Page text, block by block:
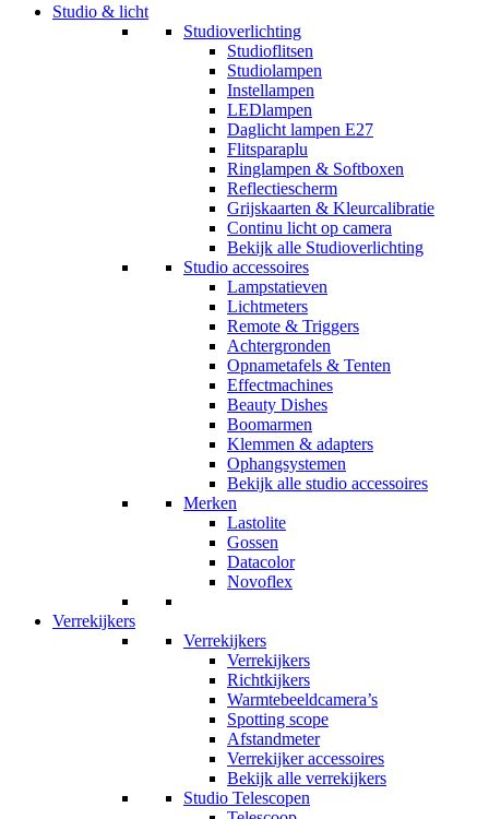
Studio & licht
Studioverlichting
Studioflitsen
Studiolampen
Instellampen
LEDlampen
Daglicht lampen E27
Flitsparaplu
Ringlampen & Softboxen
Reflectiescherm
Grijskaarten & Kleurcalibratie
Continu licht op camera
Bekijk alle Studioverlichting
Studio accessoires
Lampstatieven
Lichtmeters
Remote & Triggers
Achtergronden
Opnametafels & Tenten
Effectmachines
Beauty Dishes
Boomarmen
Klemmen & adapters
Ophangsystemen
Bekijk alle studio accessoires
Merken
Lastolite
Gossen
Datacolor
Novoflex
Verrekijkers
Verrekijkers
Verrekijkers
Richtkijkers
Warmtebeeldcamera’s
Spotting scope
Afstandmeter
Verrekijker accessoires
Bekijk alle verrekijkers
Studio Telescopen